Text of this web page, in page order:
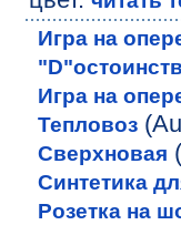
Игра на
Игра на
Тепловоз
Сверхновая
Синтетика
Розетка на